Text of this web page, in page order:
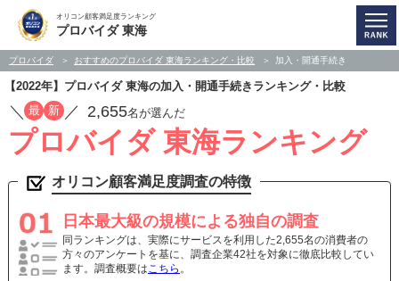
オリコン顧客満足度ランキング
プロバイダ 東海
プロバイダ おすすめのプロバイダ 東海ランキング・比較 加入・開通手続き
【2022年】プロバイダ 東海の加入・開通手続きランキング・比較
／ 最 新 ／ 2,655名が選んだ
プロバイダ 東海ランキング
オリコン顧客満足度調査の特徴
日本最大級の規模による独自の調査
同ランキングは、実際にサービスを利用した2,655名の消費者の
方々のアンケートを基に、調査企業42社を対象に徹底比較してい
ます。調査概要はこちら 。